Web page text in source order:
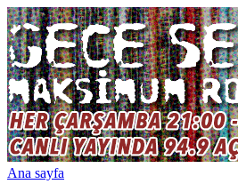
Ana sayfa